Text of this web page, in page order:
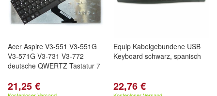
Acer Aspire V3-551 V3-551G
V3-571G V3-731 V3-772
deutsche QWERTZ Tastatur 7
21,25 €
Equip Kabelgebundene USB
Keyboard schwarz, spanisch
22,76 €